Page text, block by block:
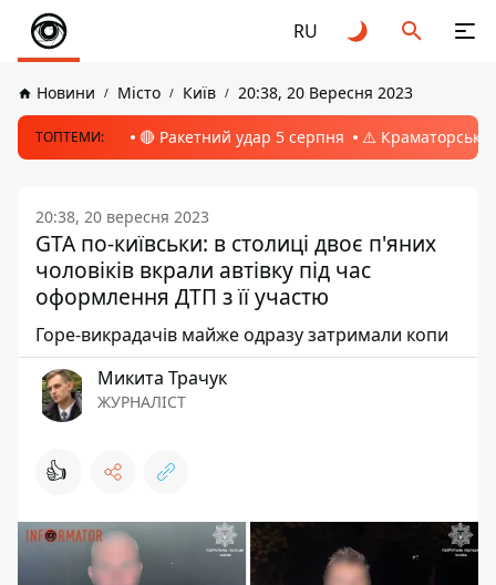
RU
Новини Місто Київ 20:38, 20 Вересня 2023
ТОПТЕМИ: 🔴 Ракетний удар 5 серпня ⚠️ Краматорськ,
20:38, 20 вересня 2023
GTA по-київськи: в столиці двоє п'яних
чоловіків вкрали автівку під час
оформлення ДТП з її участю
Горе-викрадачів майже одразу затримали копи
Микита Трачук
ЖУРНАЛІСТ
👍